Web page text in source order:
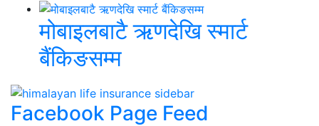
मोबाइलबाटै ऋणदेखि स्मार्ट
बैंकिङसम्म
Facebook Page Feed